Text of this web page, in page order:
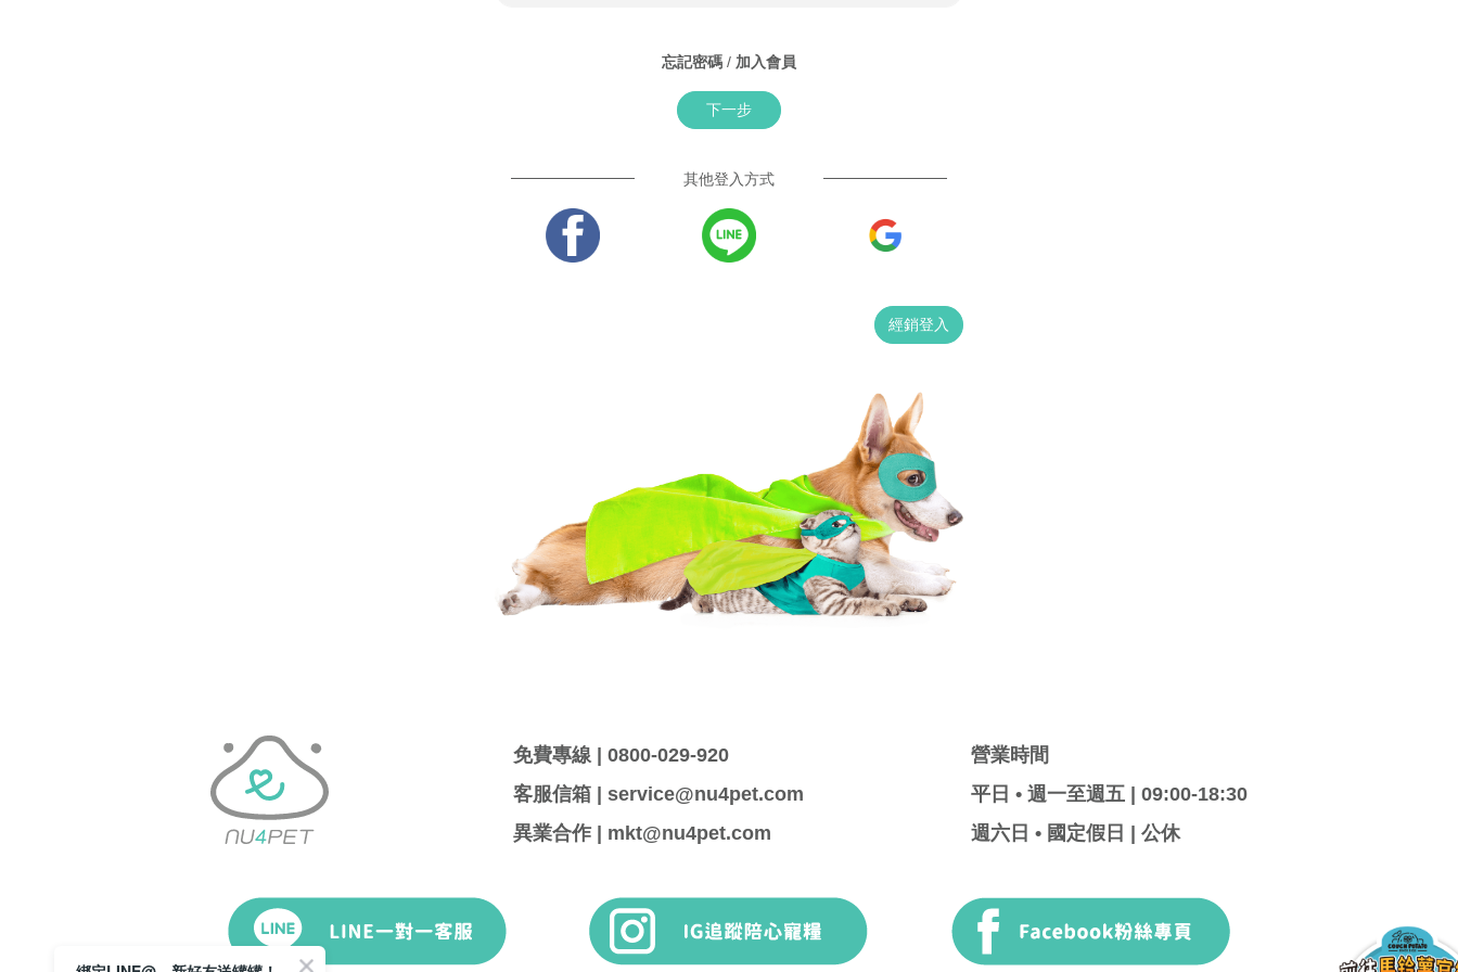
忘記密碼 / 加入會員
下一步
其他登入方式
經銷登入
免費專線 | 0800-029-920
客服信箱 | service@nu4pet.com
異業合作 | mkt@nu4pet.com
營業時間
平日 • 週一至週五 | 09:00-18:30
週六日 • 國定假日 | 公休